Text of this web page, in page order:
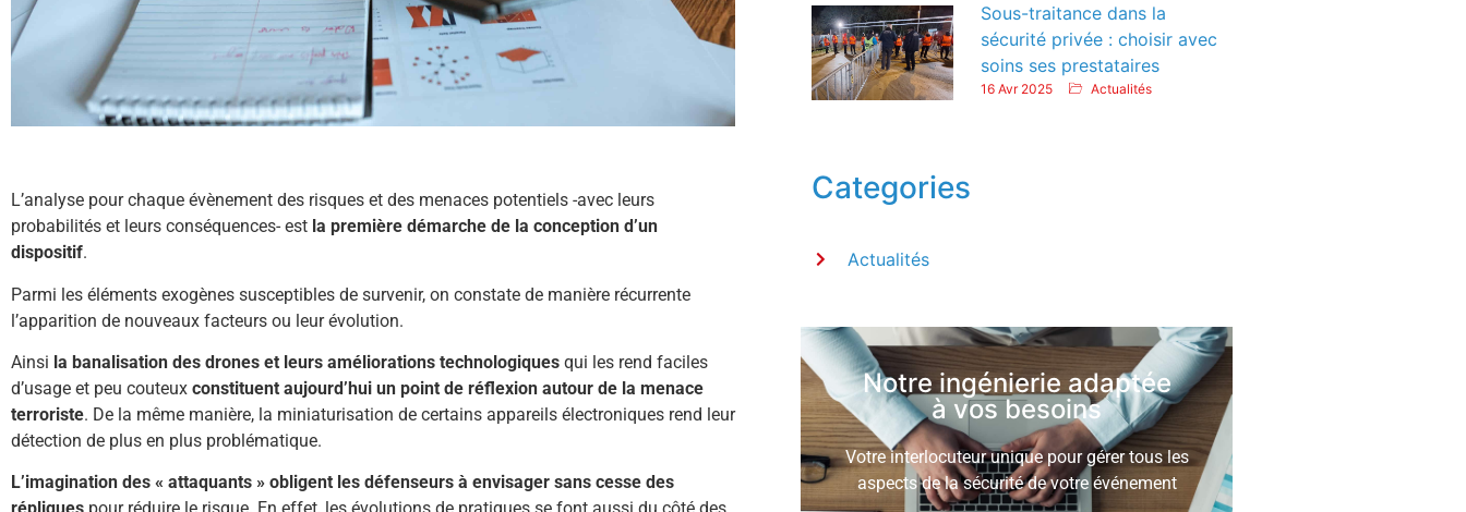
L’analyse pour chaque évènement des risques et des menaces potentiels -avec leurs
probabilités et leurs conséquences- est la première démarche de la conception d’un
dispositif.
Parmi les éléments exogènes susceptibles de survenir, on constate de manière récurrente
l’apparition de nouveaux facteurs ou leur évolution.
Ainsi la banalisation des drones et leurs améliorations technologiques qui les rend faciles
d’usage et peu couteux constituent aujourd’hui un point de réflexion autour de la menace
terroriste. De la même manière, la miniaturisation de certains appareils électroniques rend leur
détection de plus en plus problématique.
L’imagination des « attaquants » obligent les défenseurs à envisager sans cesse des
Sous-traitance dans la
sécurité privée : choisir avec
soins ses prestataires
16 Avr 2025 Actualités
Categories
Actualités
Notre ingénierie adaptée
à vos besoins
Votre interlocuteur unique pour gérer tous les
aspects de la sécurité de votre événement